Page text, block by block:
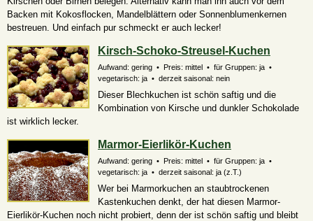
Backen mit Kokosflocken, Mandelblättern oder Sonnenblumenkernen
bestreuen. Und einfach pur schmeckt er auch lecker!
Kirsch-Schoko-Streusel-Kuchen
Aufwand: gering • Preis: mittel • für Gruppen: ja •
vegetarisch: ja • derzeit saisonal: nein
Dieser Blechkuchen ist schön saftig und die
Kombination von Kirsche und dunkler Schokolade
ist wirklich lecker.
Marmor-Eierlikör-Kuchen
Aufwand: gering • Preis: mittel • für Gruppen: ja •
vegetarisch: ja • derzeit saisonal: ja (z.T.)
Wer bei Marmorkuchen an staubtrockenen
Kastenkuchen denkt, der hat diesen Marmor-
Eierlikör-Kuchen noch nicht probiert, denn der ist schön saftig und bleibt